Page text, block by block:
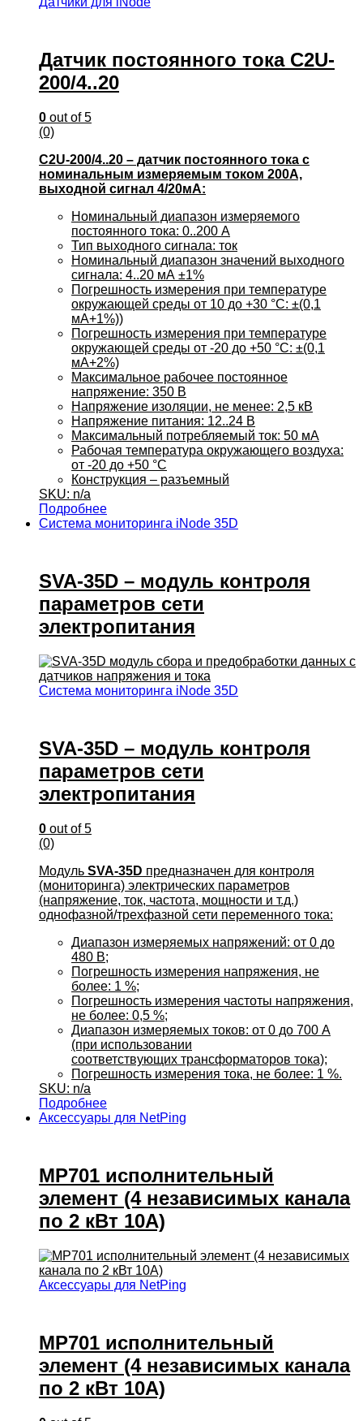
Датчик постоянного тока C2U-
200/4..20
0 out of 5
(0)
C2U-200/4..20 – датчик постоянного тока с
номинальным измеряемым током 200А,
выходной сигнал 4/20мА:
Номинальный диапазон измеряемого
постоянного тока: 0..200 А
Тип выходного сигнала: ток
Номинальный диапазон значений выходного
сигнала: 4..20 мА ±1%
Погрешность измерения при температуре
окружающей среды от 10 до +30 °С: ±(0,1
мА+1%))
Погрешность измерения при температуре
окружающей среды от -20 до +50 °С: ±(0,1
мА+2%)
Максимальное рабочее постоянное
напряжение: 350 В
Напряжение изоляции, не менее: 2,5 кВ
Напряжение питания: 12..24 B
Максимальный потребляемый ток: 50 мА
Рабочая температура окружающего воздуха:
от -20 до +50 °С
Конструкция – разъемный
SKU: n/a
Подробнее
Система мониторинга iNode 35D
SVA-35D – модуль контроля
параметров сети
электропитания
Система мониторинга iNode 35D
SVA-35D – модуль контроля
параметров сети
электропитания
0 out of 5
(0)
Модуль SVA-35D предназначен для контроля
(мониторинга) электрических параметров
(напряжение, ток, частота, мощности и т.д.)
однофазной/трехфазной сети переменного тока:
Диапазон измеряемых напряжений: от 0 до
480 В;
Погрешность измерения напряжения, не
более: 1 %;
Погрешность измерения частоты напряжения,
не более: 0,5 %;
Диапазон измеряемых токов: от 0 до 700 А
(при использовании
соответствующих трансформаторов тока);
Погрешность измерения тока, не более: 1 %.
SKU: n/a
Подробнее
Аксессуары для NetPing
MP701 исполнительный
элемент (4 независимых канала
по 2 кВт 10А)
Аксессуары для NetPing
MP701 исполнительный
элемент (4 независимых канала
по 2 кВт 10А)